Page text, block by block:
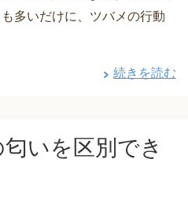
多いだけに、ツバメの行動
続きを読む
いを区別でき